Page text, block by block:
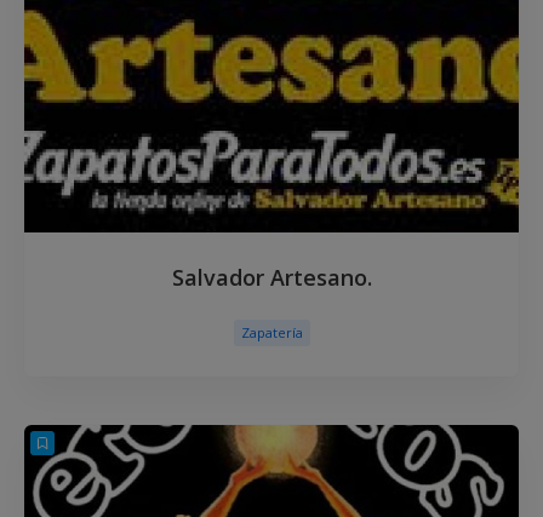
Salvador Artesano.
Zapatería